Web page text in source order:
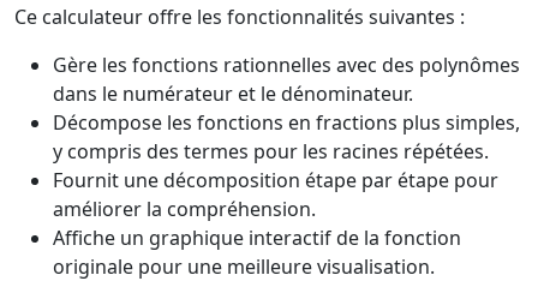
Ce calculateur offre les fonctionnalités suivantes :
Gère les fonctions rationnelles avec des polynômes
dans le numérateur et le dénominateur.
Décompose les fonctions en fractions plus simples,
y compris des termes pour les racines répétées.
Fournit une décomposition étape par étape pour
améliorer la compréhension.
Affiche un graphique interactif de la fonction
originale pour une meilleure visualisation.